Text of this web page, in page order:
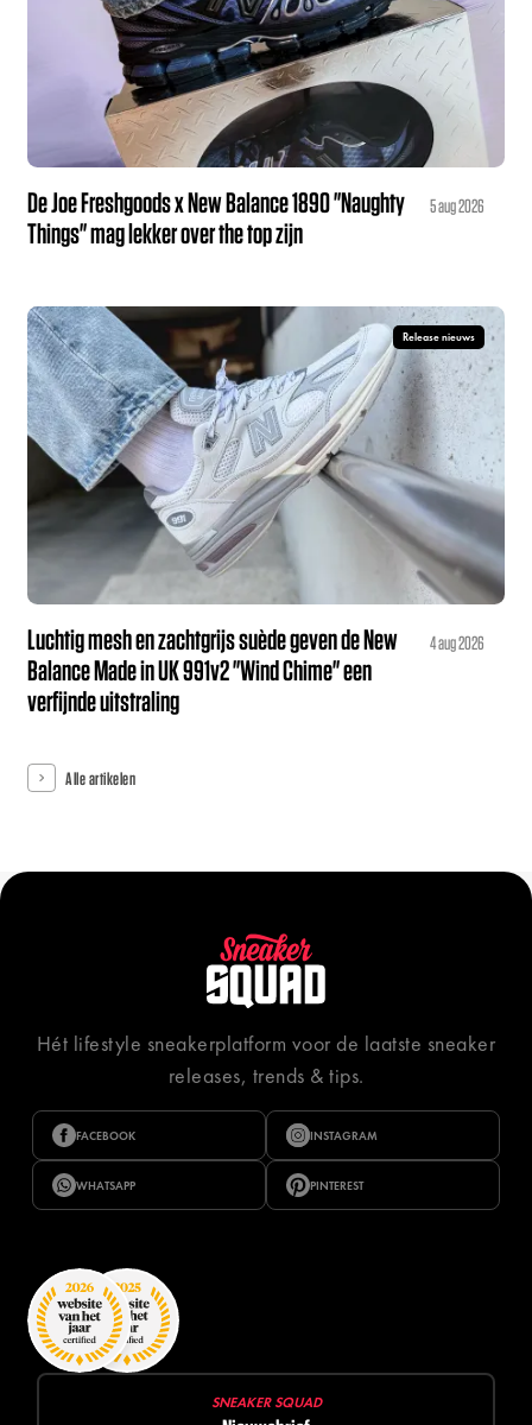
De Joe Freshgoods x New Balance 1890 "Naughty
Things" mag lekker over the top zijn
5 aug 2026
Release nieuws
Luchtig mesh en zachtgrijs suède geven de New
Balance Made in UK 991v2 "Wind Chime" een
verfijnde uitstraling
4 aug 2026
Alle artikelen
Hét lifestyle sneakerplatform voor de laatste sneaker
releases, trends & tips.
FACEBOOK INSTAGRAM
WHATSAPP PINTEREST
SNEAKER SQUAD